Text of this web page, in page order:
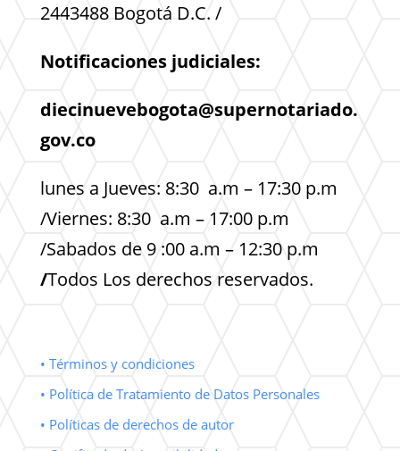
2443488 Bogotá D.C. /
Notificaciones judiciales:
diecinuevebogota@supernotariado.
gov.co
lunes a Jueves: 8:30 a.m – 17:30 p.m
/Viernes: 8:30 a.m – 17:00 p.m
/Sabados de 9 :00 a.m – 12:30 p.m
/Todos Los derechos reservados.
• Términos y condiciones
• Política de Tratamiento de Datos Personales
• Políticas de derechos de autor